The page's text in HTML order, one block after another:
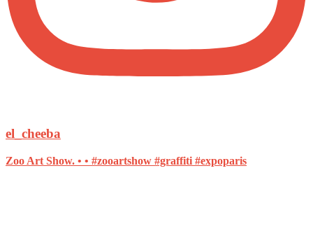
el_cheeba
Zoo Art Show. • • #zooartshow #graffiti #expoparis